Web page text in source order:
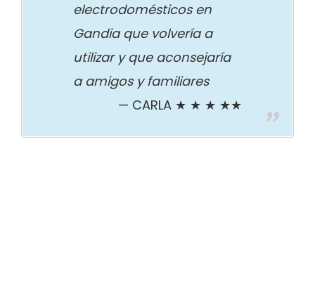
electrodomésticos en
Gandia que volvería a
utilizar y que aconsejaría
a amigos y familiares
CARLA ★ ★ ★ ★★